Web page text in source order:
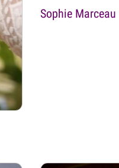
Sophie Marceau